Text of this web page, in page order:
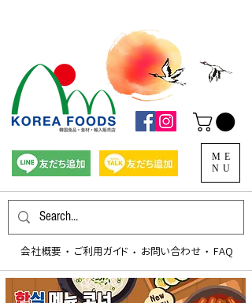
​ご利用ガイド お問い合わせ FAQ
会社概要 ​・ ​・
​・
ME
NU